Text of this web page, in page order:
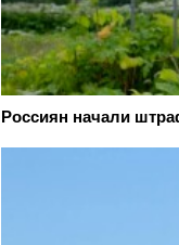
Россиян начали